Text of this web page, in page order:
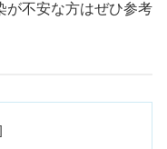
が不安な方はぜひ参考